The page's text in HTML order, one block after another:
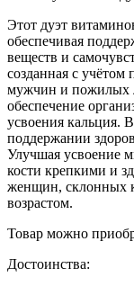
Этот дуэт
обеспечивая
веществ и
созданная с
мужчин и пожилых
обеспечение
усвоения кальция.
поддержании
Улучшая усвоение
кости крепкими и
женщин, склонных к
возрастом.
Товар можно
Достоинства: